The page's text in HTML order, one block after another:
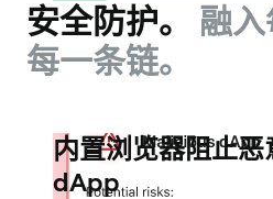
安全防护。
融入
每一条链。
内置浏览器阻止恶
dApp